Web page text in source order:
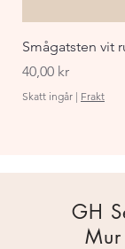
Smågatsten vit
Pris
40,00 kr
Skatt ingår | Frakt
GH